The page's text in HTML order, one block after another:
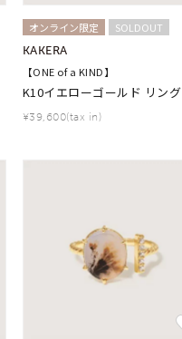
オンライン限定 SOLDOUT
KAKERA
【ONE of a KIND】
K10イエローゴールド リング
¥39,600(tax in)